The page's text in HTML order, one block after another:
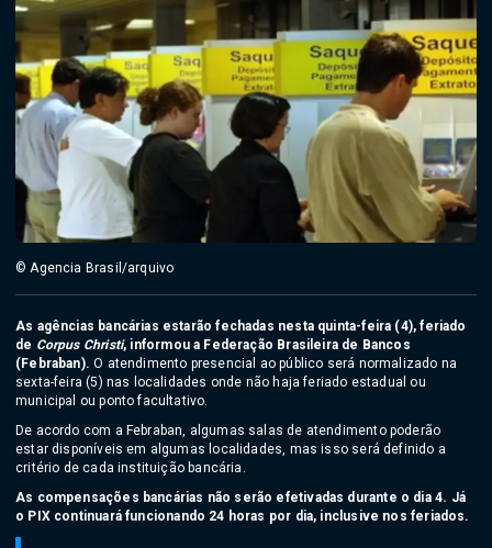
© Agencia Brasil/arquivo
As agências bancárias estarão fechadas nesta quinta-feira (4), feriado
de Corpus Christi, informou a Federação Brasileira de Bancos
(Febraban). O atendimento presencial ao público será normalizado na
sexta-feira (5) nas localidades onde não haja feriado estadual ou
municipal ou ponto facultativo.
De acordo com a Febraban, algumas salas de atendimento poderão
estar disponíveis em algumas localidades, mas isso será definido a
critério de cada instituição bancária.
As compensações bancárias não serão efetivadas durante o dia 4. Já
o PIX continuará funcionando 24 horas por dia, inclusive nos feriados.